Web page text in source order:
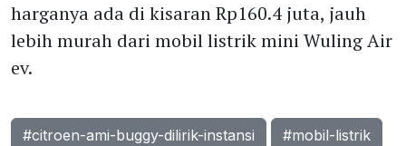
harganya ada di kisaran Rp160.4 juta, jauh
lebih murah dari mobil listrik mini Wuling Air
ev.
#citroen-ami-buggy-dilirik-instansi #mobil-listrik